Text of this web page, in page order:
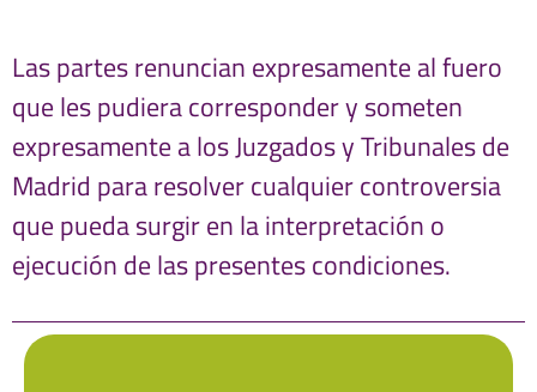
Las partes renuncian expresamente al fuero
que les pudiera corresponder y someten
expresamente a los Juzgados y Tribunales de
Madrid para resolver cualquier controversia
que pueda surgir en la interpretación o
ejecución de las presentes condiciones.